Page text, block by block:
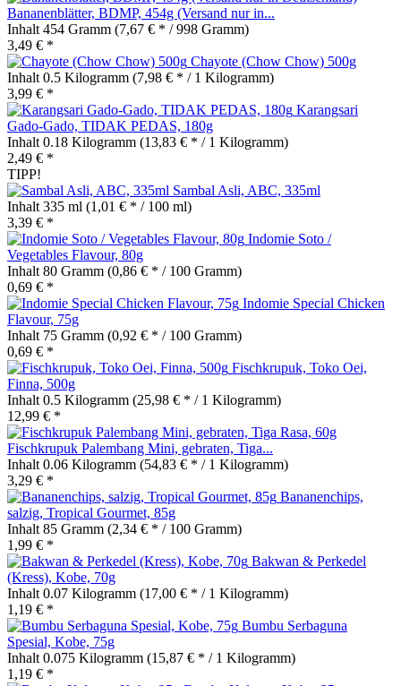
Bananenblätter, BDMP, 454g (Versand nur in...
Inhalt 454 Gramm (7,67 € * / 998 Gramm)
3,49 € *
Chayote (Chow Chow) 500g
Inhalt 0.5 Kilogramm (7,98 € * / 1 Kilogramm)
3,99 € *
Karangsari
Gado-Gado, TIDAK PEDAS, 180g
Inhalt 0.18 Kilogramm (13,83 € * / 1 Kilogramm)
2,49 € *
TIPP!
Sambal Asli, ABC, 335ml
Inhalt 335 ml (1,01 € * / 100 ml)
3,39 € *
Indomie Soto /
Vegetables Flavour, 80g
Inhalt 80 Gramm (0,86 € * / 100 Gramm)
0,69 € *
Indomie Special Chicken
Flavour, 75g
Inhalt 75 Gramm (0,92 € * / 100 Gramm)
0,69 € *
Fischkrupuk, Toko Oei,
Finna, 500g
Inhalt 0.5 Kilogramm (25,98 € * / 1 Kilogramm)
12,99 € *
Fischkrupuk Palembang Mini, gebraten, Tiga...
Inhalt 0.06 Kilogramm (54,83 € * / 1 Kilogramm)
3,29 € *
Bananenchips,
salzig, Tropical Gourmet, 85g
Inhalt 85 Gramm (2,34 € * / 100 Gramm)
1,99 € *
Bakwan & Perkedel
(Kress), Kobe, 70g
Inhalt 0.07 Kilogramm (17,00 € * / 1 Kilogramm)
1,19 € *
Bumbu Serbaguna
Spesial, Kobe, 75g
Inhalt 0.075 Kilogramm (15,87 € * / 1 Kilogramm)
1,19 € *